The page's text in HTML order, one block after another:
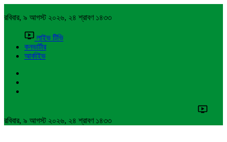
রবিবার, ৯ আগস্ট ২০২৬, ২৪ শ্রাবণ ১৪৩৩
লাইভ টিভি
কনভার্টার
আর্কাইভ
রবিবার, ৯ আগস্ট ২০২৬, ২৪ শ্রাবণ ১৪৩৩